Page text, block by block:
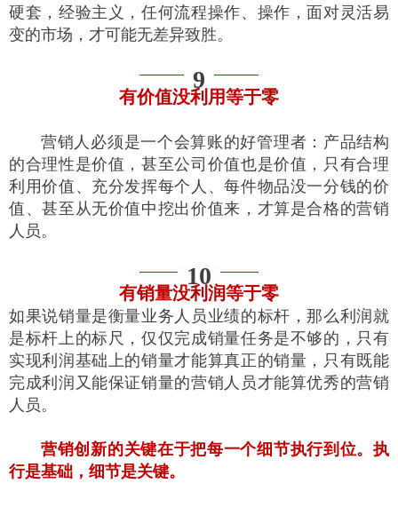
硬套，经验主义，任何流程操作、操作，面对灵活易
变的市场，才可能无差异致胜。
9
有价值没利用等于零
营销人必须是一个会算账的好管理者：产品结构
的合理性是价值，甚至公司价值也是价值，只有合理
利用价值、充分发挥每个人、每件物品没一分钱的价
值、甚至从无价值中挖出价值来，才算是合格的营销
人员。
10
有销量没利润等于零
如果说销量是衡量业务人员业绩的标杆，那么利润就
是标杆上的标尺，仅仅完成销量任务是不够的，只有
实现利润基础上的销量才能算真正的销量，只有既能
完成利润又能保证销量的营销人员才能算优秀的营销
人员。
营销创新的关键在于把每一个细节执行到位。执
行是基础，细节是关键。